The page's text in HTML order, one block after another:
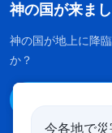
神の国が来ま
神の国が地上に降
か？
今各地で